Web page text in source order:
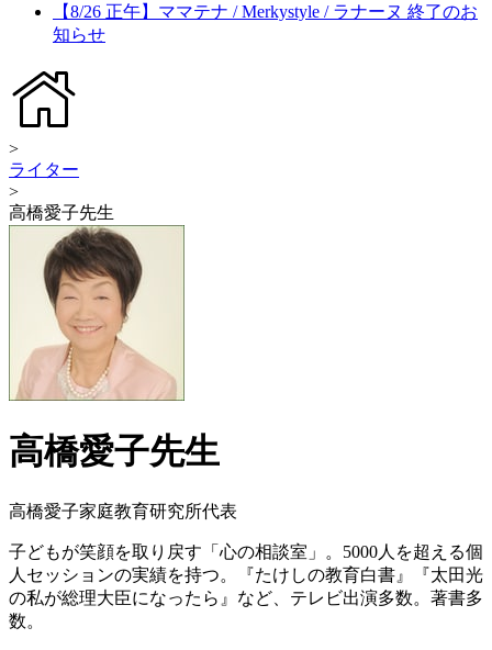
【8/26 正午】ママテナ / Merkystyle / ラナーヌ 終了のお
知らせ
>
ライター
>
高橋愛子先生
高橋愛子先生
高橋愛子家庭教育研究所代表
子どもが笑顔を取り戻す「心の相談室」。5000人を超える個
人セッションの実績を持つ。『たけしの教育白書』『太田光
の私が総理大臣になったら』など、テレビ出演多数。著書多
数。